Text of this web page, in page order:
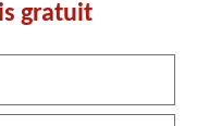
gratuit